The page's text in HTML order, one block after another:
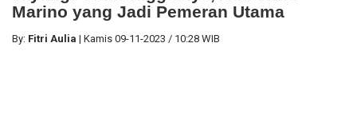
Marino yang Jadi Pemeran Utama
By: Fitri Aulia | Kamis 09-11-2023 / 10:28 WIB